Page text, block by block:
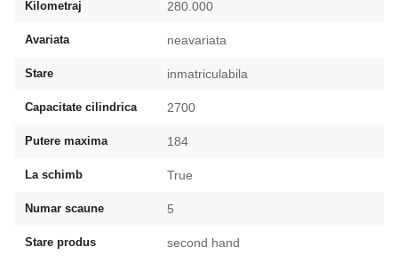
Kilometraj 280.000
Avariata neavariata
Stare inmatriculabila
Capacitate cilindrica 2700
Putere maxima 184
La schimb True
Numar scaune 5
Stare produs second hand